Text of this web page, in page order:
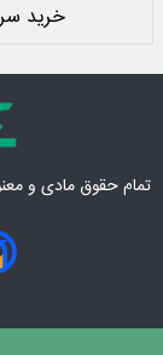
خرید
تمام حقوق مادی‌ و